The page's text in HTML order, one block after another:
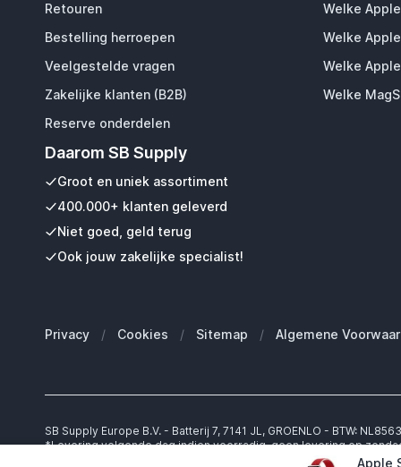
Retouren
Bestelling herroepen
Veelgestelde vragen
Zakelijke klanten (B2B)
Reserve onderdelen
Daarom SB Supply
Groot en uniek assortiment
400.000+ klanten geleverd
Niet goed, geld terug
Ook jouw zakelijke specialist!
Welke
Welke
Welke
Welke
Privacy / Cookies / Sitemap / Algemene
SB Supply Europe B.V. - Batterij 7, 7141 JL, GROENLO - BTW:
*Levering volgende dag indien voorradig, geen levering op
Indien na 22:00 wordt besteld, wordt de levertijd met een dag